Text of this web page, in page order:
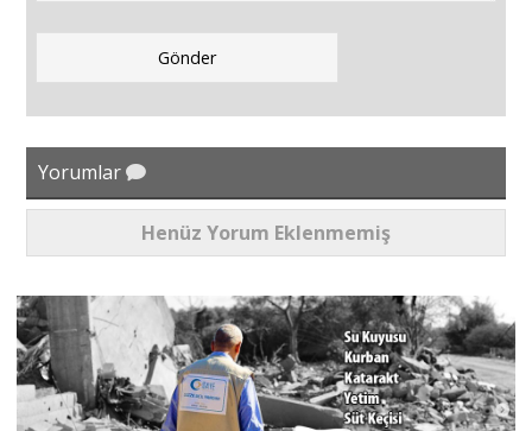
Yorumlar
Henüz Yorum Eklenmemiş